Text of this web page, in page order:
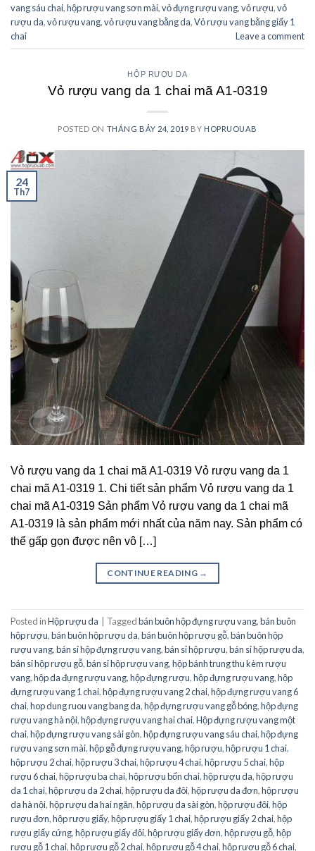
vang sáu chai,hộp rượu vang sơn mài,vỏ đựng rượu vang,vỏ rượu,vỏ
rượu da,vỏ rượu vang,vỏ rượu vang bằng da,Vỏ rượu vang bằng giấy 1
chai
Leave a comment
HỘP RƯỢU DA
Vỏ rượu vang da 1 chai mã A1-0319
POSTED ON THÁNG BẢY 24, 2019 BY HOPRUOUAB
24
Th7
Vỏ rượu vang da 1 chai mã A1-0319 Vỏ rượu vang da 1
chai mã A1-0319 1. Chi tiết sản phẩm Vỏ rượu vang da 1
chai mã A1-0319 Sản phẩm Vỏ rượu vang da 1 chai mã
A1-0319 là sản phẩm mới nhất của năm nay. Sản phẩm có
thể gấp gọn được nên vô […]
CONTINUE READING →
Posted inHộp rượu da Taggedbán buôn hộp đựng rượu vang,bán buôn
hộp rượu,bán buôn hộp rượu da,bán buôn hộp rượu gỗ,bán buôn hộp
rượu vang,bán sỉ hộp đựng rượu vang,bán sỉ hộp rượu,bán sỉ hộp rượu da,
bán sỉ hộp rượu gỗ,bán sỉ hộp rượu vang,hộp bánh trung thu kèm rượu
vang,hộp da đựng rượu vang,hộp đựng rượu,hộp đựng rượu vang,hộp
đựng rượu vang 1 chai,hộp đựng rượu vang 2 chai,hộp đựng rượu vang 6
chai,hop dung ruou vang bang da,hộp đựng rượu vang gỗ bóng,hộp đựng
rượu vang hà nội,hộp đựng rượu vang hai chai,Hộp đựng rượu vang một
chai,hộp đựng rượu vang sài gòn,hộp đựng rượu vang sáu chai,hộp đựng
rượu vang sơn mài,hộp gỗ đựng rượu vang,hộp rượu,hộp rượu 1 chai,
hộp rượu 2 chai,hộp rượu 3 chai,hộp rượu 4 chai,hộp rượu 5 chai,hộp
rượu 6 chai,hộp rượu ba chai,hộp rượu bốn chai,hộp rượu da,hộp rượu
da 1 chai,hộp rượu da 2 chai,hộp rượu da đôi,hộp rượu da đơn,hộp rượu
da hà nội,hộp rượu da hai ngăn,hộp rượu da sài gòn,hộp rượu đôi,hộp
rượu đơn,hộp rượu giấy,hộp rượu giấy 1 chai,hộp rượu giấy 2 chai,hộp
rượu giấy cứng,hộp rượu giấy đôi,hộp rượu giấy đơn,hộp rượu gỗ,hộp
rượu gỗ 1 chai,hộp rượu gỗ 2 chai,hộp rượu gỗ 4 chai,hộp rượu gỗ 6 chai,